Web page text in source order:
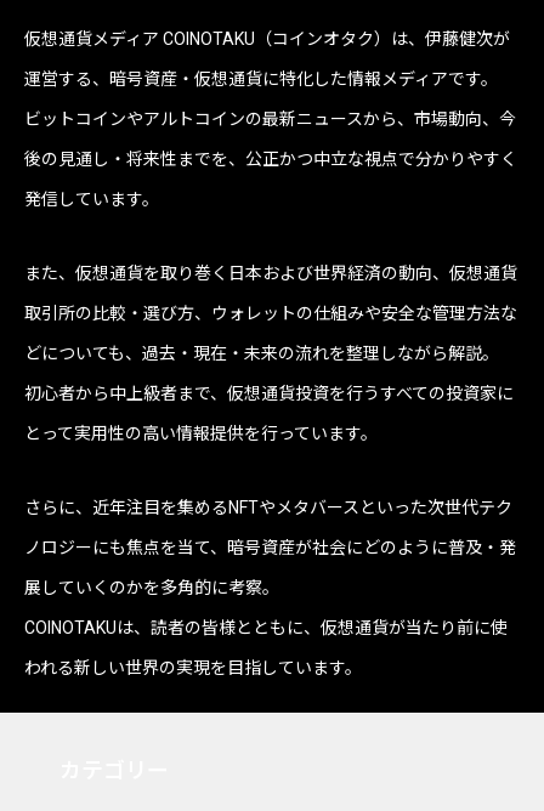
仮想通貨メディア COINOTAKU（コインオタク）は、伊藤健次が
運営する、暗号資産・仮想通貨に特化した情報メディアです。
ビットコインやアルトコインの最新ニュースから、市場動向、今
後の見通し・将来性までを、公正かつ中立な視点で分かりやすく
発信しています。
また、仮想通貨を取り巻く日本および世界経済の動向、仮想通貨
取引所の比較・選び方、ウォレットの仕組みや安全な管理方法な
どについても、過去・現在・未来の流れを整理しながら解説。
初心者から中上級者まで、仮想通貨投資を行うすべての投資家に
とって実用性の高い情報提供を行っています。
さらに、近年注目を集めるNFTやメタバースといった次世代テク
ノロジーにも焦点を当て、暗号資産が社会にどのように普及・発
展していくのかを多角的に考察。
COINOTAKUは、読者の皆様とともに、仮想通貨が当たり前に使
われる新しい世界の実現を目指しています。